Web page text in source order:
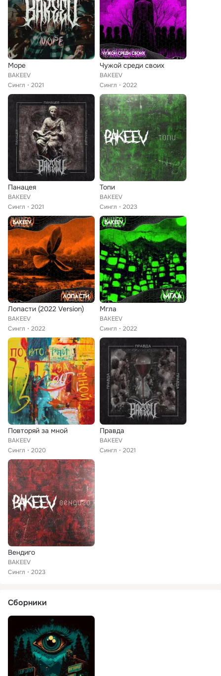
Море
BAKEEV
Сингл
2021
Чужой среди своих
BAKEEV
Сингл
2022
Панацея
BAKEEV
Сингл
2021
Топи
BAKEEV
Сингл
2023
Лопасти (2022 Version)
BAKEEV
Сингл
2022
Мгла
BAKEEV
Сингл
2022
Повторяй за мной
BAKEEV
Сингл
2020
Правда
BAKEEV
Сингл
2021
Вендиго
BAKEEV
Сингл
2023
Сборники